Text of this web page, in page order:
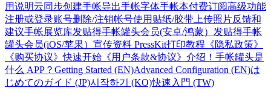
用说明云同步创建手帐导出手帐字体手帐本付费订阅高级功能
注册或登录账号删除/注销帐号使用贴纸/胶带 上传照片反馈和
建议手帐展览库发贴得手帐罐头会员(安卓/鸿蒙） 发贴得手帐
罐头会员(iOS/苹果） 宣传资料 PressKit打印教程 《隐私政策》
《购买协议》快速开始 《用户条款&协议》 介绍！手帐罐头是
什么 APP？ Getting Started (EN)Advanced Configuration (EN)は
じめてのガイド (JP)시작하기 (KO)快速入門 (TW)